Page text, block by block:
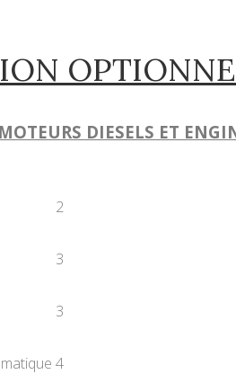
DIESELS ET
2
3
3
4